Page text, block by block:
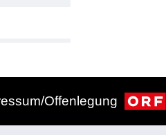
Offenlegung